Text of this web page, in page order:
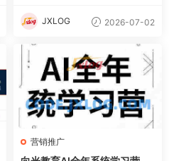
JXLOG 2026-07-02
营销推广